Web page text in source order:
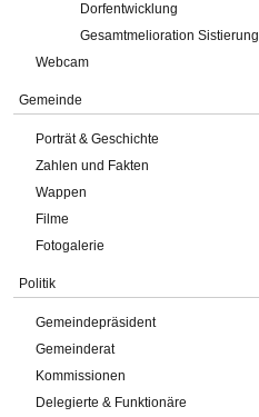
Dorfentwicklung
Gesamtmelioration Sistierung
Webcam
Gemeinde
Porträt & Geschichte
Zahlen und Fakten
Wappen
Filme
Fotogalerie
Politik
Gemeindepräsident
Gemeinderat
Kommissionen
Delegierte & Funktionäre